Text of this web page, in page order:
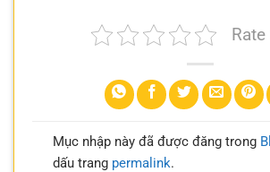
Mục nhập này đã được đăng trong
dấu trang permalink.